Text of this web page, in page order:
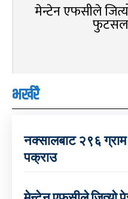
मेन्टेन एफसीले
भर्खरै
नक्सालबाट २९६
पक्राउ